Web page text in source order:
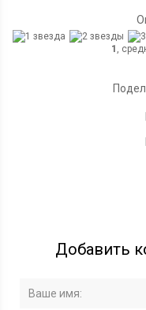
1
,
Добавить